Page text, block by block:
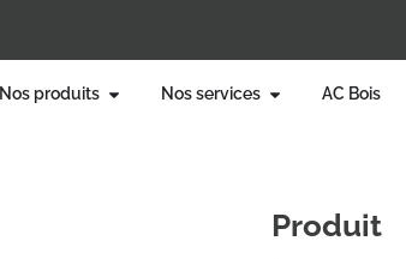
Nos produits Nos services AC Bois
Produit